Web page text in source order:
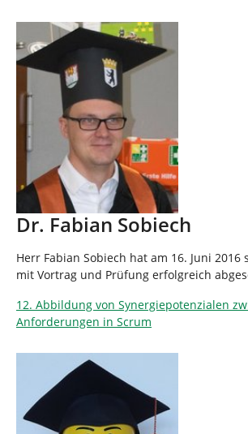
Dr. Fabian Sobiech
Herr Fabian Sobiech hat am 16. Juni 2016
mit Vortrag und Prüfung erfolgreich
12. Abbildung von Synergiepotenzialen
Anforderungen in Scrum